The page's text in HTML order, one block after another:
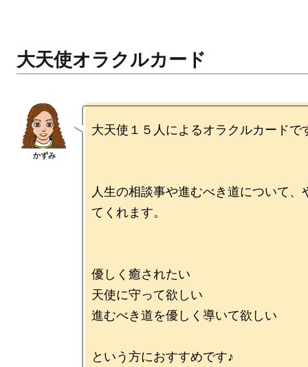
大天使オラクルカード
大天使１５人によるオラクルカードで
人生の相談事や進むべき道について、
てくれます。
優しく癒されたい
天使に守って欲しい
進むべき道を優しく導いて欲しい